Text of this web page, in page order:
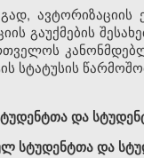
ავტორიზაციის
გაუქმების
სტატუსის
და
სტუდენტთა და